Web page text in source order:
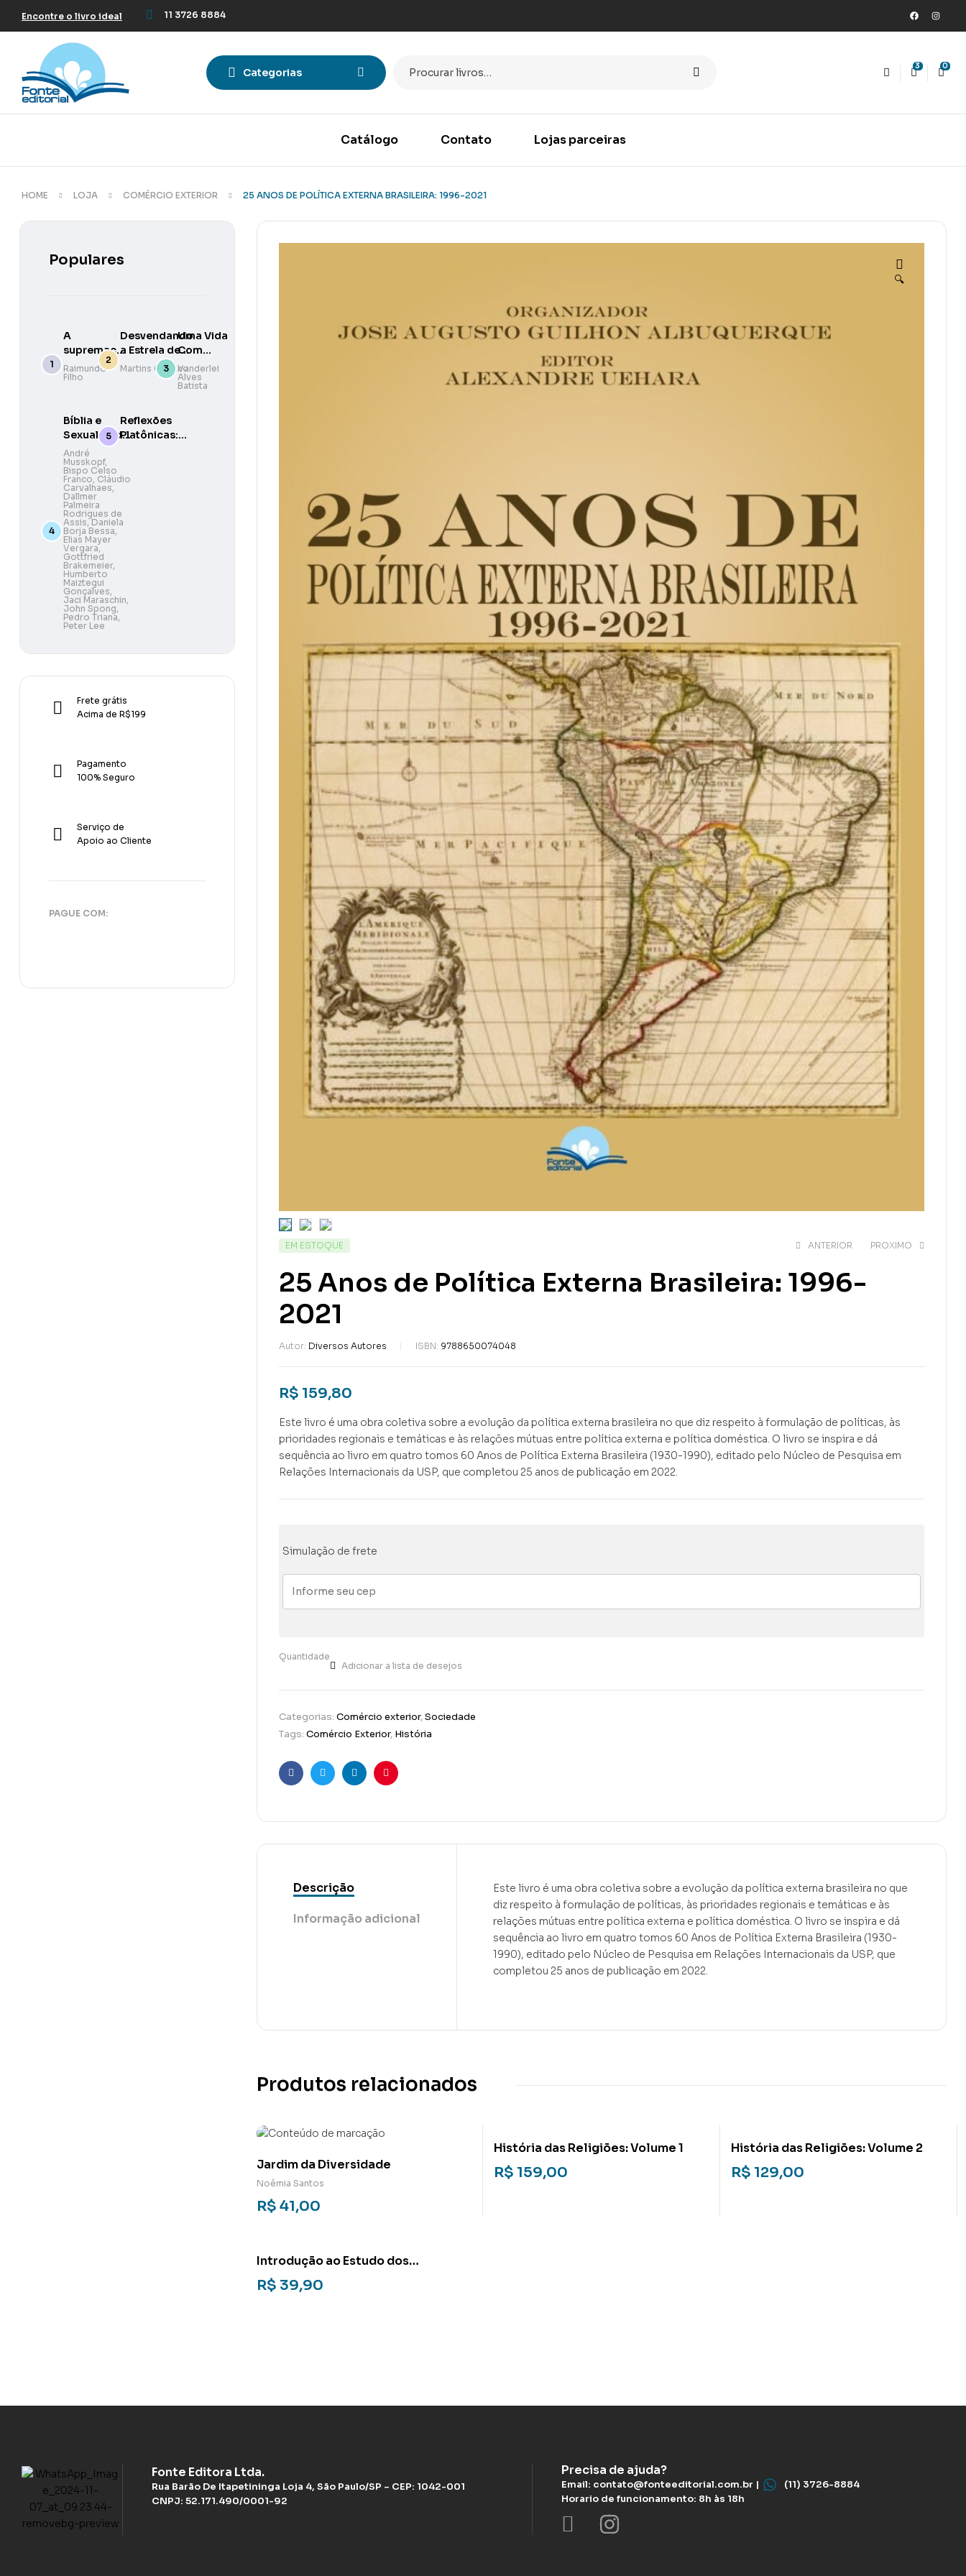
Encontre o livro ideal 11 3726 8884
Categorias
3 0
Catálogo Contato Lojas parceiras
HOME LOJA COMÉRCIO EXTERIOR 25 ANOS DE POLÍTICA EXTERNA BRASILEIRA: 1996-2021
🔍
EM ESTOQUE ANTERIOR
R$69,90
PROXIMO
R$59,90
25 Anos de Política Externa Brasileira: 1996-
2021
Autor: Diversos Autores ISBN: 9788650074048
R$ 159,80
Este livro é uma obra coletiva sobre a evolução da política externa brasileira no que diz respeito à formulação de políticas, às
prioridades regionais e temáticas e às relações mútuas entre política externa e política doméstica. O livro se inspira e dá
sequência ao livro em quatro tomos 60 Anos de Política Externa Brasileira (1930-1990), editado pelo Núcleo de Pesquisa em
Relações Internacionais da USP, que completou 25 anos de publicação em 2022.
Simulação de frete
Quantidade
Adicionar a lista de desejos
Categorias: Comércio exterior,Sociedade
Tags: Comércio Exterior, História
FacebookTwitterLinkedinPinterest
Descrição
Informação adicional
Este livro é uma obra coletiva sobre a evolução da política externa brasileira no que
diz respeito à formulação de políticas, às prioridades regionais e temáticas e às
relações mútuas entre política externa e política doméstica. O livro se inspira e dá
sequência ao livro em quatro tomos 60 Anos de Política Externa Brasileira (1930-
1990), editado pelo Núcleo de Pesquisa em Relações Internacionais da USP, que
completou 25 anos de publicação em 2022.
Produtos relacionados
Jardim da Diversidade
Noêmia Santos
R$ 41,00
História das Religiões: Volume 1
R$ 159,00
História das Religiões: Volume 2
R$ 129,00
Introdução ao Estudo dos
Imaginários Sociais
R$ 39,90
Populares
A
supremacia
das
escrituras
Raimundo
Filho
Desvendando
a Estrela de
Belém e a
Data do
Nascimento
Martins Giuliano
Uma Vida
Com
Promessa
Vanderlei
Alves
Batista
Bíblia e
Sexualidade:
Abordagem
teológica,
pastoral e
bíblica
André
Musskopf,
Bispo Celso
Franco, Cláudio
Carvalhaes,
Dallmer
Palmeira
Rodrigues de
Assis,Daniela
Borja Bessa,
Elias Mayer
Vergara,
Gottfried
Brakemeier,
Humberto
Maiztegui
Gonçalves,
Jaci Maraschin,
John Spong,
Pedro Triana,
Peter Lee
Reflexões
Platônicas:
cristão
Frete grátis
Acima de R$199
Pagamento
100% Seguro
Serviço de
Apoio ao Cliente
PAGUE COM:
Fonte Editora Ltda.
Rua Barão De Itapetininga Loja 4, São Paulo/SP – CEP: 1042-001
CNPJ: 52.171.490/0001-92
Precisa de ajuda?
Email: contato@fonteeditorial.com.br |
(11) 3726-8884
Horario de funcionamento: 8h às 18h